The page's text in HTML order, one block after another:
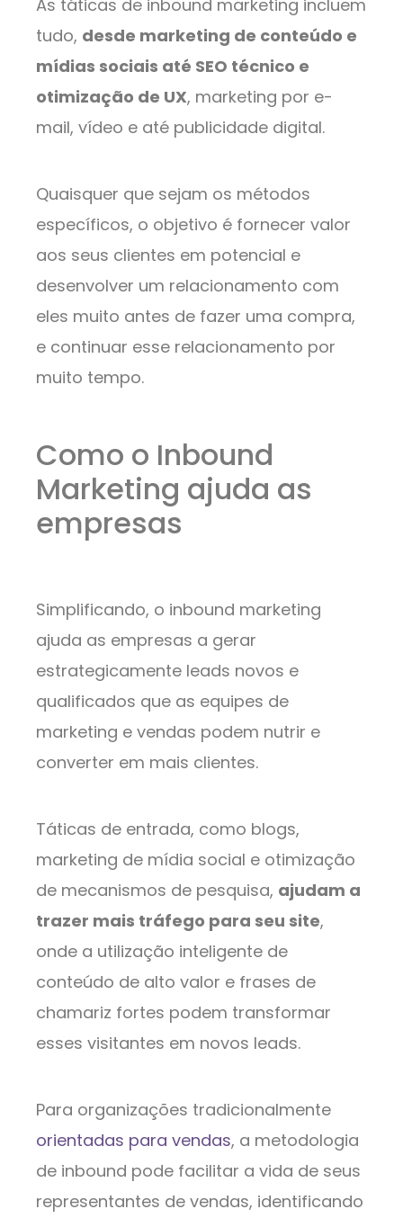
As táticas de inbound marketing incluem
tudo, desde marketing de conteúdo e
mídias sociais até SEO técnico e
otimização de UX, marketing por e-
mail, vídeo e até publicidade digital.
Quaisquer que sejam os métodos
específicos, o objetivo é fornecer valor
aos seus clientes em potencial e
desenvolver um relacionamento com
eles muito antes de fazer uma compra,
e continuar esse relacionamento por
muito tempo.
Como o Inbound
Marketing ajuda as
empresas
Simplificando, o inbound marketing
ajuda as empresas a gerar
estrategicamente leads novos e
qualificados que as equipes de
marketing e vendas podem nutrir e
converter em mais clientes.
Táticas de entrada, como blogs,
marketing de mídia social e otimização
de mecanismos de pesquisa, ajudam a
trazer mais tráfego para seu site,
onde a utilização inteligente de
conteúdo de alto valor e frases de
chamariz fortes podem transformar
esses visitantes em novos leads.
Para organizações tradicionalmente
orientadas para vendas, a metodologia
de inbound pode facilitar a vida de seus
representantes de vendas, identificando